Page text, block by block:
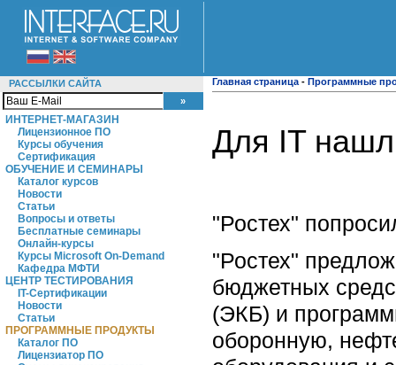
РАССЫЛКИ САЙТА
ИНТЕРНЕТ-МАГАЗИН
Лицензионное ПО
Курсы обучения
Сертификация
ОБУЧЕНИЕ И СЕМИНАРЫ
Каталог курсов
Новости
Статьи
Вопросы и ответы
Бесплатные семинары
Онлайн-курсы
Курсы Microsoft On-Demand
Кафедра МФТИ
ЦЕНТР ТЕСТИРОВАНИЯ
IT-Сертификации
Новости
Статьи
ПРОГРАММНЫЕ ПРОДУКТЫ
Каталог ПО
Лицензиатор ПО
Главная страница - Программные
Для IT
"Ростех"
"Ростех"
бюджетных
(ЭКБ) и
оборонную,